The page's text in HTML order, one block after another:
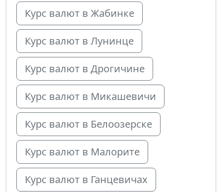
Курс валют в Жабинке
Курс валют в Лунинце
Курс валют в Дрогичине
Курс валют в Микашевичи
Курс валют в Белоозерске
Курс валют в Малорите
Курс валют в Ганцевичах